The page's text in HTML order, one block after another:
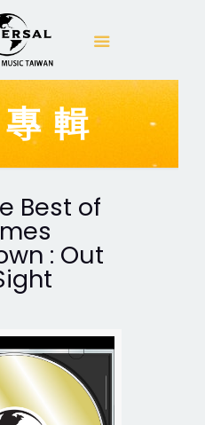
輯
Best of
: Out